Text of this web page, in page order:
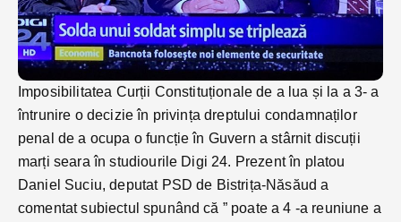
Imposibilitatea Curții Constituționale de a lua și la a 3- a
întrunire o decizie în privința dreptului condamnaților
penal de a ocupa o funcție în Guvern a stârnit discuții
marți seara în studiourile Digi 24. Prezent în platou
Daniel Suciu, deputat PSD de Bistrița-Năsăud a
comentat subiectul spunând că ” poate a 4 -a reuniune a